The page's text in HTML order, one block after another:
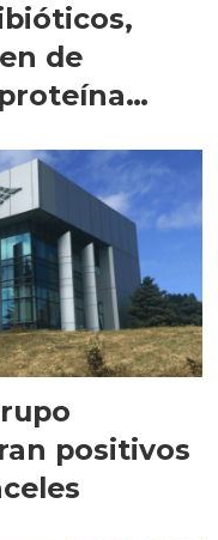
de
positivos